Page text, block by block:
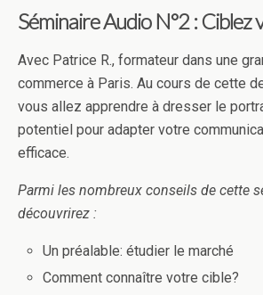
Séminaire Audio N°2 : Ciblez
Avec Patrice R., formateur dans une
commerce à Paris. Au cours de cette
vous allez apprendre à dresser le
potentiel pour adapter votre
efficace.
Parmi les nombreux conseils de cette
découvrirez :
Un préalable: étudier le marché
Comment connaître votre cible?